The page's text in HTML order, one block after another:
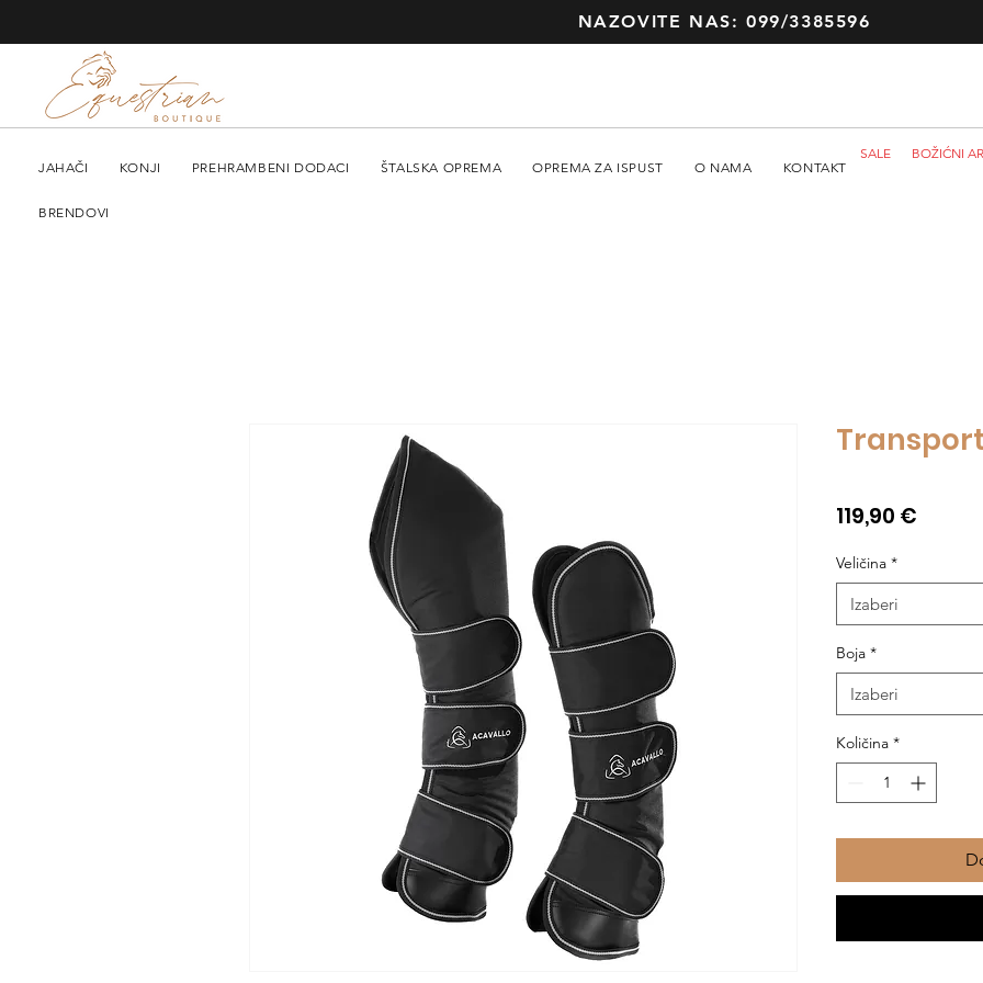
NAZOVITE NAS: 099/3385596
JAHAČI KONJI PREHRAMBENI DODACI ŠTALSKA OPREMA OPREMA ZA ISPUST O NAMA KONTAKT
BRENDOVI
SALE BOŽIĆNI
119,90 €
Veličina *
Izaberi
Boja *
Izaberi
Količina *